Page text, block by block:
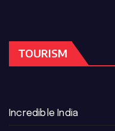
TOURISM
Incredible India